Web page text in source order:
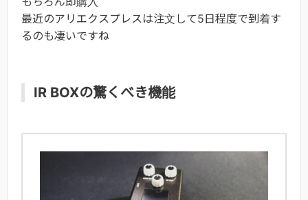
最近のアリエクスプレスは注文して5日程度で到着す
るのも凄いですね
IR BOXの驚くべき機能